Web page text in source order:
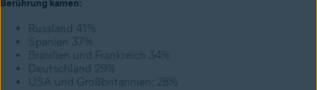
Berührung kamen:
Russland 41%
Spanien 37%
Brasilien und Frankreich 34%
Deutschland 29%
USA und Großbritannien: 28%